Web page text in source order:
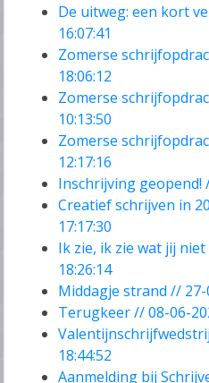
De uitweg: een kort
16:07:41
Zomerse
18:06:12
Zomerse
10:13:50
Zomerse
12:17:16
Inschrijving geopend!
Creatief schrijven in
17:17:30
Ik zie, ik zie wat jij niet
18:26:14
Middagje strand // 27-
Terugkeer // 08-06-
18:44:52
Aanmelding bij